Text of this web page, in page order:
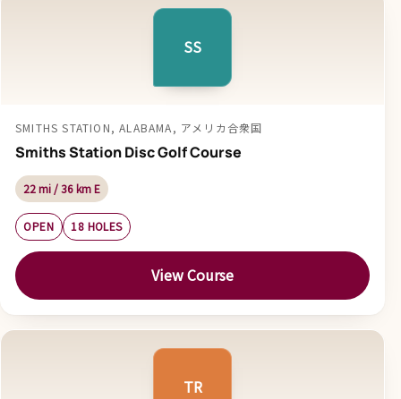
SS
SMITHS STATION, ALABAMA, アメリカ合衆国
Smiths Station Disc Golf Course
22 mi / 36 km E
OPEN 18 HOLES
View Course
TR